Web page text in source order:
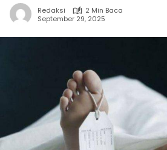
Redaksi
2 Min Baca
September 29, 2025